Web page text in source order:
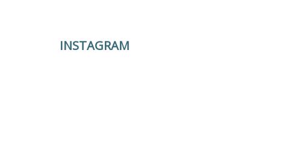
INSTAGRAM